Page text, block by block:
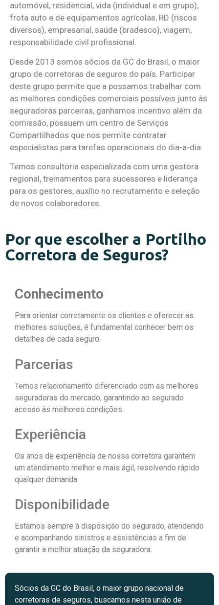
automóvel, residencial, vida (individual e em grupo),
frota auto e de equipamentos agrícolas, RD (riscos
diversos), empresarial, saúde (bradesco), viagem,
responsabilidade civil profissional.
Desde 2013 somos sócios da GC do Brasil, o maior
grupo de corretoras de seguros do país. Participar
deste grupo permite que a possamos trabalhar com
as melhores condições comerciais possíveis junto às
seguradoras parceiras, ganhamos incentivo além da
comissão, possuem um centro de Serviços
Compartilhados que nos permite contratar
especialistas para tarefas operacionais do dia-a-dia.
Temos consultoria especializada com uma gestora
regional, treinamentos para sucessores e liderança
para os gestores, auxílio no recrutamento e seleção
de novos colaboradores.
Por que escolher a Portilho
Corretora de Seguros?
Conhecimento
Para orientar corretamente os clientes e oferecer as
melhores soluções, é fundamental conhecer bem os
detalhes de cada seguro.
Parcerias
Temos relacionamento diferenciado com as melhores
seguradoras do mercado, garantindo ao segurado
acesso às melhores condições.
Experiência
Os anos de experiência de nossa corretora garantem
um atendimento melhor e mais ágil, resolvendo rápido
qualquer demanda.
Disponibilidade
Estamos sempre à disposição do segurado, atendendo
e acompanhando sinistros e assistências a fim de
garantir a melhor atuação da seguradora.
Sócios da GC do Brasil, o maior grupo nacional de
corretoras de seguros, buscamos nesta união de